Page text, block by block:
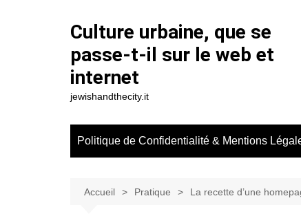
Culture urbaine, que se
passe-t-il sur le web et
internet
jewishandthecity.it
Politique de Confidentialité & Mentions
Accueil Pratique La recette d’une